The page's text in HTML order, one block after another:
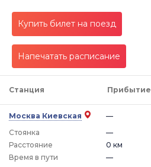
Купить билет на поезд
Напечатать расписание
Станция Прибытие
Москва Киевская
—
Стоянка
—
Расстояние
0 км
Время в пути
—